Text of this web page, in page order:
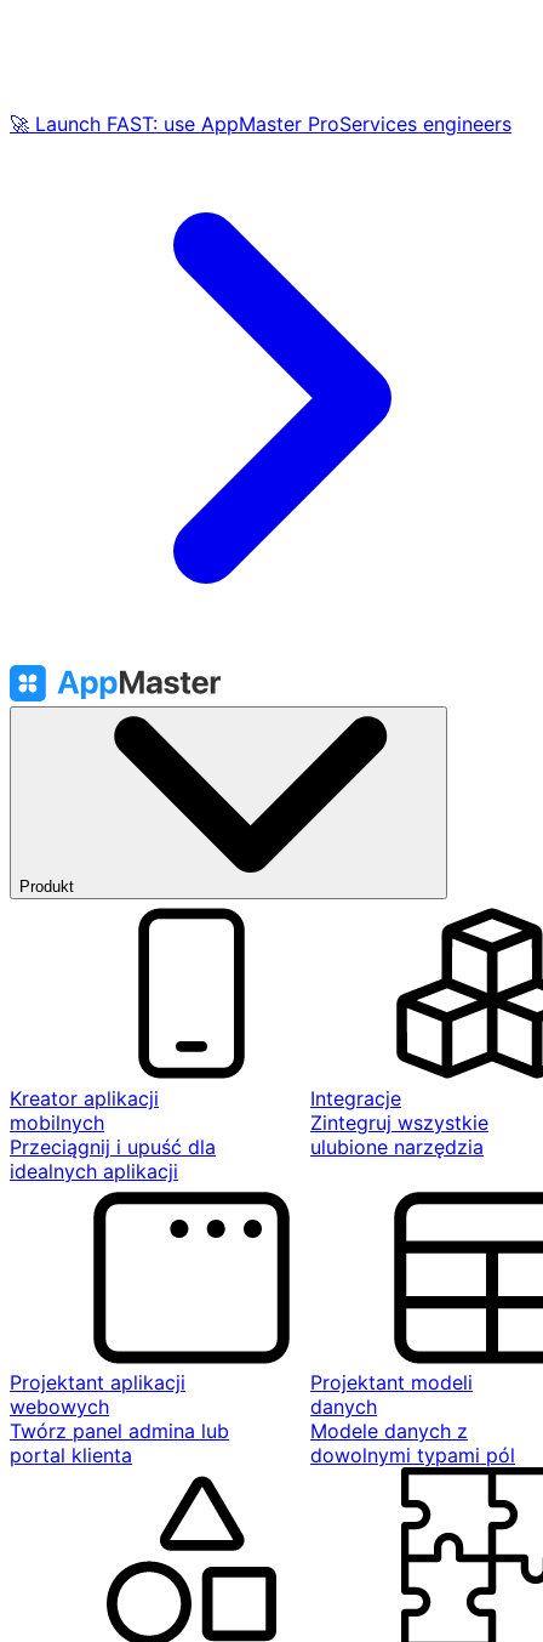
🚀 Launch FAST: use AppMaster ProServices engineers
Produkt
Kreator aplikacji
mobilnych
Przeciągnij i upuść dla
idealnych aplikacji
Integracje
Zintegruj wszystkie
ulubione narzędzia
Projektant aplikacji
webowych
Twórz panel admina lub
portal klienta
Projektant modeli
danych
Modele danych z
dowolnymi typami pól